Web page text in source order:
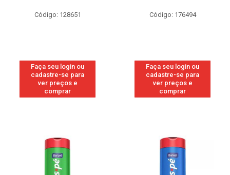
Código: 128651
Faça seu login ou
cadastre-se para
ver preços e
comprar
Código: 176494
Faça seu login ou
cadastre-se para
ver preços e
comprar